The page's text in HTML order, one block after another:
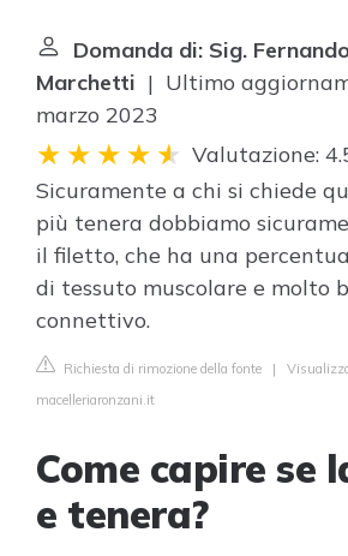
Domanda di: Sig.
Marchetti | Ultimo
marzo 2023
Valutazione:
Sicuramente a chi si chiede
più tenera dobbiamo
il filetto, che ha una
di tessuto muscolare e molto
connettivo.
Richiesta di rimozione della fonte |
macelleriaronzani.it
Come capire se
e tenera?